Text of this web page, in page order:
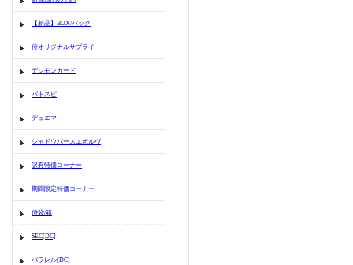
【新品】BOX/パック
侍オリジナルサプライ
デジモンカード
バトスピ
デュエマ
シャドウバースエボルヴ
訳有特価コーナー
期間限定特価コーナー
侍袋/箱
SEC[DC]
パラレル[DC]